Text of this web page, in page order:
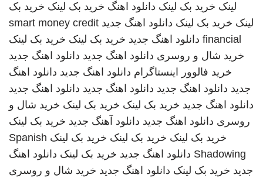
لینک خرید بک لینک دانلود اهنگ خرید بک لینک خرید بک
لینک خرید بک لینک دانلود اهنگ جدید smart money credit
financial دانلود اهنگ جدید خرید بک لینک خرید بک لینک
خرید شال و روسری دانلود اهنگ جدید دانلود اهنگ جدید
خرید فالوور اینستاگرام دانلود اهنگ جدید دانلود اهنگ
جدید دانلود اهنگ جدید دانلود اهنگ جدید دانلود اهنگ جدید
دانلود اهنگ جدید خرید بک لینک خرید بک لینک خرید شال و
روسری دانلود اهنگ جدید دانلود آهنگ جدید خرید بک لینک
خرید بک لینک خرید بک لینک خرید بک لینک Spanish
Shadowing دانلود اهنگ جدید خرید بک لینک دانلود اهنگ
جدید خرید بک لینک دانلود اهنگ جدید خرید شال و روسری